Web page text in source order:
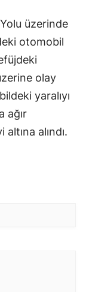
üzerinde
otomobil
olay
yaralıyı
ağır
alındı.